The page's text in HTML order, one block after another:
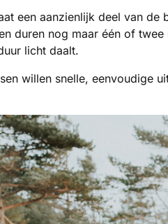
een aanzienlijk deel van de
duren nog maar één of twee
licht daalt.
willen snelle, eenvoudige